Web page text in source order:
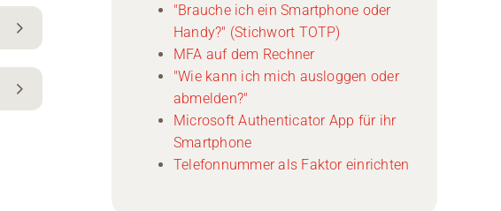
"Brauche ich ein Smartphone oder
Handy?" (Stichwort TOTP)
MFA auf dem Rechner
"Wie kann ich mich ausloggen oder
abmelden?"
Microsoft Authenticator App für ihr
Smartphone
Telefonnummer als Faktor einrichten